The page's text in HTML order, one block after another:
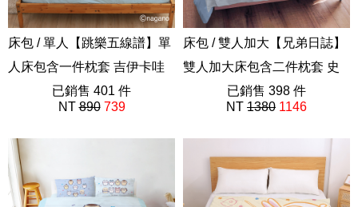
床包 / 單人【跳樂五線譜】單
人床包含一件枕套 吉伊卡哇
Chiikawa已銷售 401 件
NT890 739
床包 / 雙人加大【兄弟日誌】
雙人加大床包含二件枕套 史
奴比 SNOOPY
史努比75週年
已銷售 398 件
NT 1380 1146